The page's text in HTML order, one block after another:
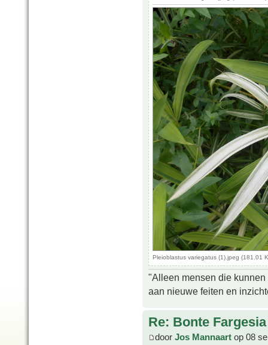
Pleioblastus variegatus (1).jpeg (181.01
"Alleen mensen die
aan nieuwe feiten en
Re: Bonte
door Jos Mannaart op 08